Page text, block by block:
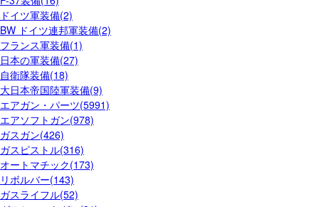
ドイツ軍装備(2)
BW ドイツ連邦軍装備(2)
フランス軍装備(1)
日本の軍装備(27)
自衛隊装備(18)
大日本帝国陸軍装備(9)
エアガン・パーツ(5991)
エアソフトガン(978)
ガスガン(426)
ガスピストル(316)
オートマチック(173)
リボルバー(143)
ガスライフル(52)